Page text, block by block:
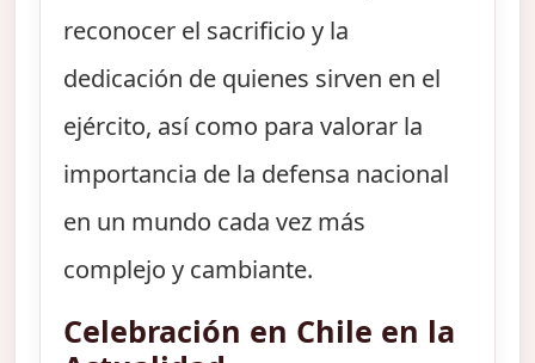
reconocer el sacrificio y la
dedicación de quienes sirven en el
ejército, así como para valorar la
importancia de la defensa nacional
en un mundo cada vez más
complejo y cambiante.
Celebración en Chile en la